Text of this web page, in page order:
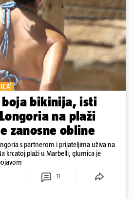
boja bikinija, isti
na plaži
zanosne obline
s partnerom i prijateljima uživa na
krcatoj plaži u Marbelli, glumica je
11